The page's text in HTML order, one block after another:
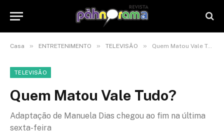
Casa » ENTRETENIMENTO » TELEVISÃO » Quem Matou Vale Tudo?
TELEVISÃO
Quem Matou Vale Tudo?
Adaptação de Manuela Dias chegou ao fim na última
sexta-feira